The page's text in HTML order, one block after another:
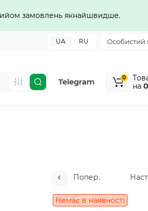
замовлень якнайшвидше.
Особистий
UA RU
Telegram 0
на
Попер. Наст.
Немає в наявності